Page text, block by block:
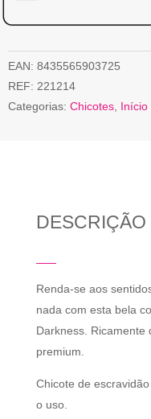
EAN: 8435565903725
REF: 221214
Categorias: Chicotes Início
Renda-se aos
nada com esta bela
Darkness. Ricamente
premium.
Chicote de
o uso.